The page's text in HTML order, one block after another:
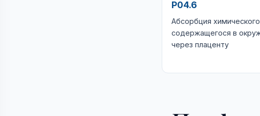
P04.6
Абсорбция
содержащегося в
через плаценту